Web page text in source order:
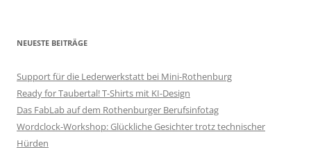
NEUESTE BEITRÄGE
Support für die Lederwerkstatt bei Mini-Rothenburg
Ready for Taubertal! T-Shirts mit KI-Design
Das FabLab auf dem Rothenburger Berufsinfotag
Wordclock-Workshop: Glückliche Gesichter trotz technischer
Hürden